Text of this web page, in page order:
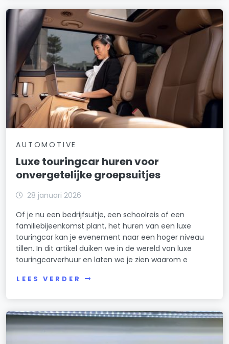
AUTOMOTIVE
Luxe touringcar huren voor
onvergetelijke groepsuitjes
28 januari 2026
Of je nu een bedrijfsuitje, een schoolreis of een
familiebijeenkomst plant, het huren van een luxe
touringcar kan je evenement naar een hoger niveau
tillen. In dit artikel duiken we in de wereld van luxe
touringcarverhuur en laten we je zien waarom e
LEES VERDER